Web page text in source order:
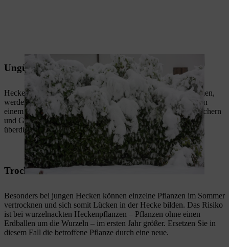
Ungünstiger Standort
Hecken, die zu viel oder nicht genügend Sonnenlicht bekommen,
werden geschwächt und kahl. Das passiert, wenn die Hecke an
einem schattigen Ort wächst oder von anderen Bäumen, Sträuchern
und Gegenständen verdeckt ist. Auch Staunässe oder ein
überdüngter Boden schaden den Pflanzen.
Trockenheit und Pilzbefall
Besonders bei jungen Hecken können einzelne Pflanzen im Sommer
vertrocknen und sich somit Lücken in der Hecke bilden. Das Risiko
ist bei wurzelnackten Heckenpflanzen – Pflanzen ohne einen
Erdballen um die Wurzeln – im ersten Jahr größer. Ersetzen Sie in
diesem Fall die betroffene Pflanze durch eine neue.